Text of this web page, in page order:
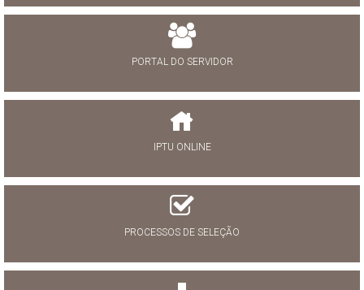
PORTAL DO SERVIDOR
IPTU ONLINE
PROCESSOS DE SELEÇÃO